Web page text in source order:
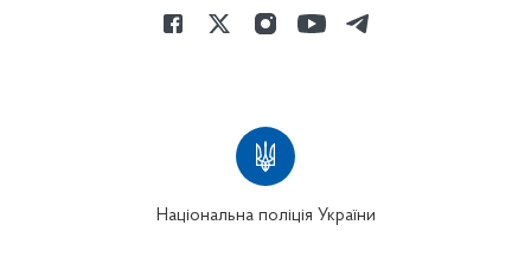
Національна поліція України